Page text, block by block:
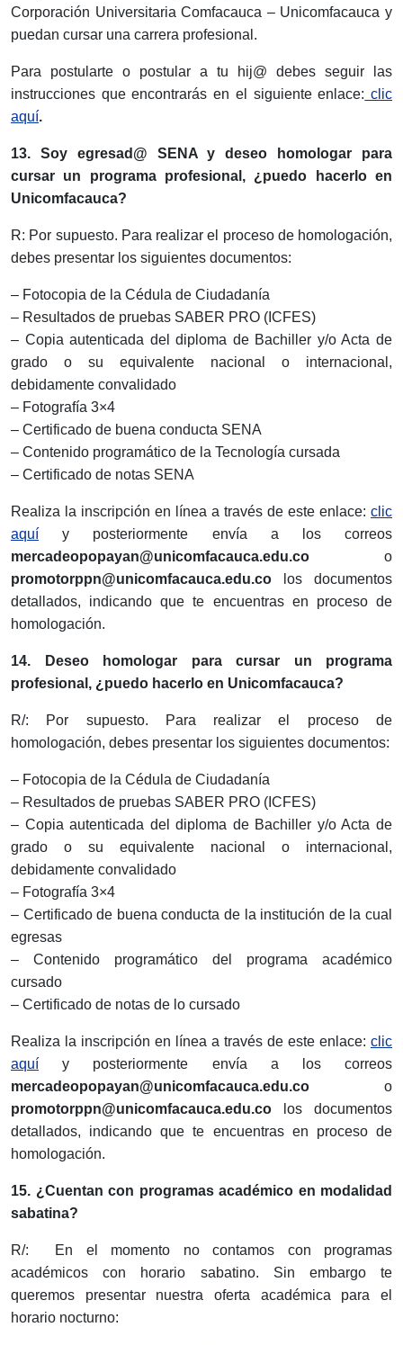
Corporación Universitaria Comfacauca – Unicomfacauca y
puedan cursar una carrera profesional.
Para postularte o postular a tu hij@ debes seguir las
instrucciones que encontrarás en el siguiente enlace: clic
aquí.
13. Soy egresad@ SENA y deseo homologar para
cursar un programa profesional, ¿puedo hacerlo en
Unicomfacauca?
R: Por supuesto. Para realizar el proceso de homologación,
debes presentar los siguientes documentos:
– Fotocopia de la Cédula de Ciudadanía
– Resultados de pruebas SABER PRO (ICFES)
– Copia autenticada del diploma de Bachiller y/o Acta de
grado o su equivalente nacional o internacional,
debidamente convalidado
– Fotografía 3×4
– Certificado de buena conducta SENA
– Contenido programático de la Tecnología cursada
– Certificado de notas SENA
Realiza la inscripción en línea a través de este enlace: clic
aquí y posteriormente envía a los correos
mercadeopopayan@unicomfacauca.edu.co o
promotorppn@unicomfacauca.edu.co los documentos
detallados, indicando que te encuentras en proceso de
homologación.
14. Deseo homologar para cursar un programa
profesional, ¿puedo hacerlo en Unicomfacauca?
R/: Por supuesto. Para realizar el proceso de
homologación, debes presentar los siguientes documentos:
– Fotocopia de la Cédula de Ciudadanía
– Resultados de pruebas SABER PRO (ICFES)
– Copia autenticada del diploma de Bachiller y/o Acta de
grado o su equivalente nacional o internacional,
debidamente convalidado
– Fotografía 3×4
– Certificado de buena conducta de la institución de la cual
egresas
– Contenido programático del programa académico
cursado
– Certificado de notas de lo cursado
Realiza la inscripción en línea a través de este enlace: clic
aquí y posteriormente envía a los correos
mercadeopopayan@unicomfacauca.edu.co o
promotorppn@unicomfacauca.edu.co los documentos
detallados, indicando que te encuentras en proceso de
homologación.
15. ¿Cuentan con programas académico en modalidad
sabatina?
R/: En el momento no contamos con programas
académicos con horario sabatino. Sin embargo te
queremos presentar nuestra oferta académica para el
horario nocturno: